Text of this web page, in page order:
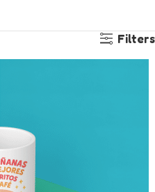
Filters